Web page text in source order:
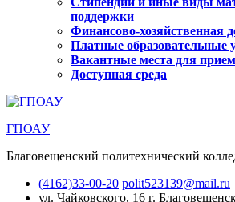
поддержки
Финансово-хозяйственная
Платные образовательные
Вакантные места для
Доступная среда
ГПОАУ
Благовещенский политехнический
(4162)33-00-20 polit523139@mail.ru
ул. Чайковского, 16 г.